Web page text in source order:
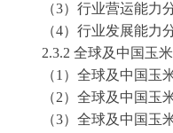
（3）行业营运能力
（4）行业发展能力
2.3.2 全球及中国玉
（1）全球及中国玉
（2）全球及中国玉
（3）全球及中国玉